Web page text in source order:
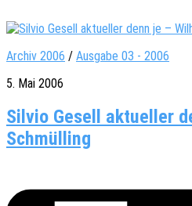
Archiv 2006 / Ausgabe 03 - 2006
5. Mai 2006
Silvio Gesell aktueller
Schmülling